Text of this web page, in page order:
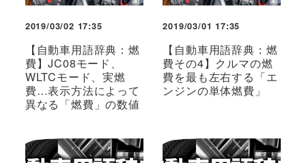
2019/03/02 17:35
【自動車用語辞典：燃
費】JC08モード、
WLTCモード、実燃
費…表示方法によって
異なる「燃費」の数値
2019/03/01 17:35
【自動車用語辞典：燃
費その4】クルマの燃
費を最も左右する「エ
ンジンの単体燃費」